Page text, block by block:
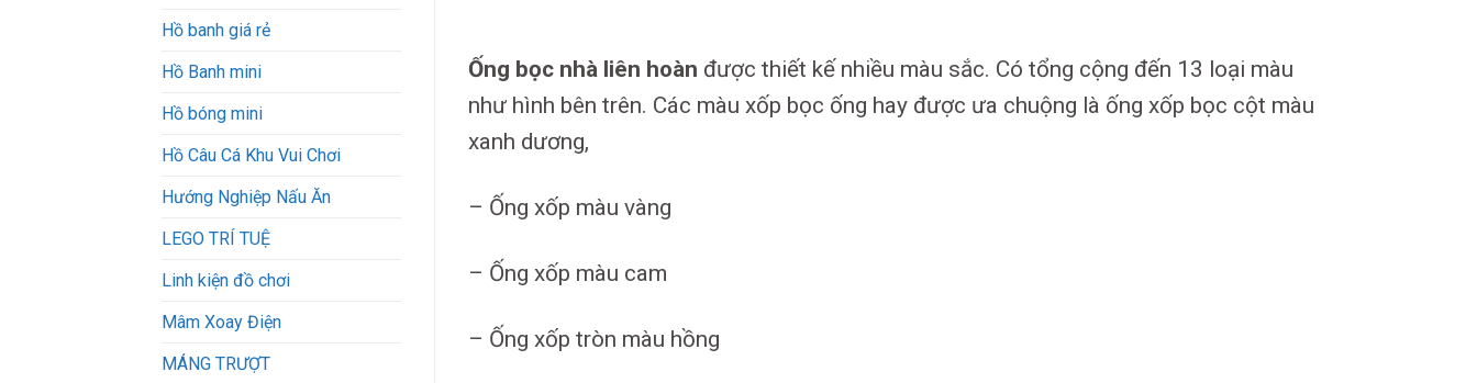
Hồ banh giá rẻ
Hồ Banh mini
Hồ bóng mini
Hồ Câu Cá Khu Vui Chơi
Hướng Nghiệp Nấu Ăn
LEGO TRÍ TUỆ
Linh kiện đồ chơi
Mâm Xoay Điện
MÁNG TRƯỢT
Ống bọc nhà liên hoàn được thiết kế nhiều màu sắc. Có tổng cộng đến 13 loại màu
như hình bên trên. Các màu xốp bọc ống hay được ưa chuộng là ống xốp bọc cột màu
xanh dương,
– Ống xốp màu vàng
– Ống xốp màu cam
– Ống xốp tròn màu hồng